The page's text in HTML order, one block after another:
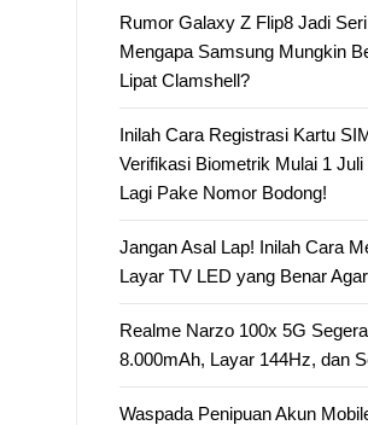
Rumor Galaxy Z Flip8 Jadi
Mengapa Samsung Mungkin
Lipat Clamshell?
Inilah Cara Registrasi Kartu
Verifikasi Biometrik Mulai 1
Lagi Pake Nomor Bodong!
Jangan Asal Lap! Inilah Cara
Layar TV LED yang Benar
Realme Narzo 100x 5G
8.000mAh, Layar 144Hz, dan
Waspada Penipuan Akun